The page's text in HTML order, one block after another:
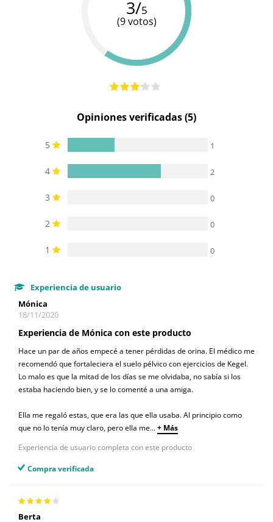
3/5
(9 votos)
Opiniones verificadas (5)
5 1
4 2
3 0
2 0
1 0
Experiencia de usuario
Mónica
18/11/2020
Experiencia de Mónica con este producto
Hace un par de años empecé a tener pérdidas de orina. El médico me
recomendó que fortaleciera el suelo pélvico con ejercicios de Kegel.
Lo malo es que la mitad de los días se me olvidaba, no sabía si los
estaba haciendo bien, y se lo comenté a una amiga.
Ella me regaló estas, que era las que ella usaba. Al principio como
que no lo tenía muy claro, pero ella me...+ Más
Experiencia de usuario completa con este producto
Compra verificada
Berta